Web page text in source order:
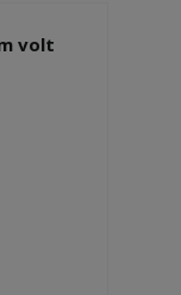
volt